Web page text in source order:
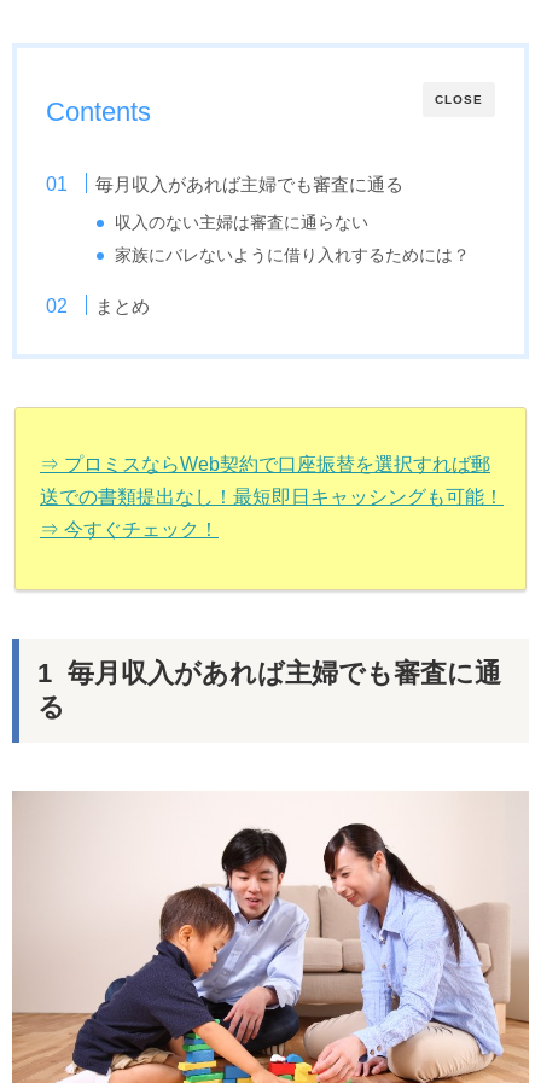
CLOSE
Contents
毎月収入があれば主婦でも審査に通る
収入のない主婦は審査に通らない
家族にバレないように借り入れするためには？
まとめ
⇒ プロミスならWeb契約で口座振替を選択すれば郵
送での書類提出なし！最短即日キャッシングも可能！
⇒ 今すぐチェック！
毎月収入があれば主婦でも審査に通
る